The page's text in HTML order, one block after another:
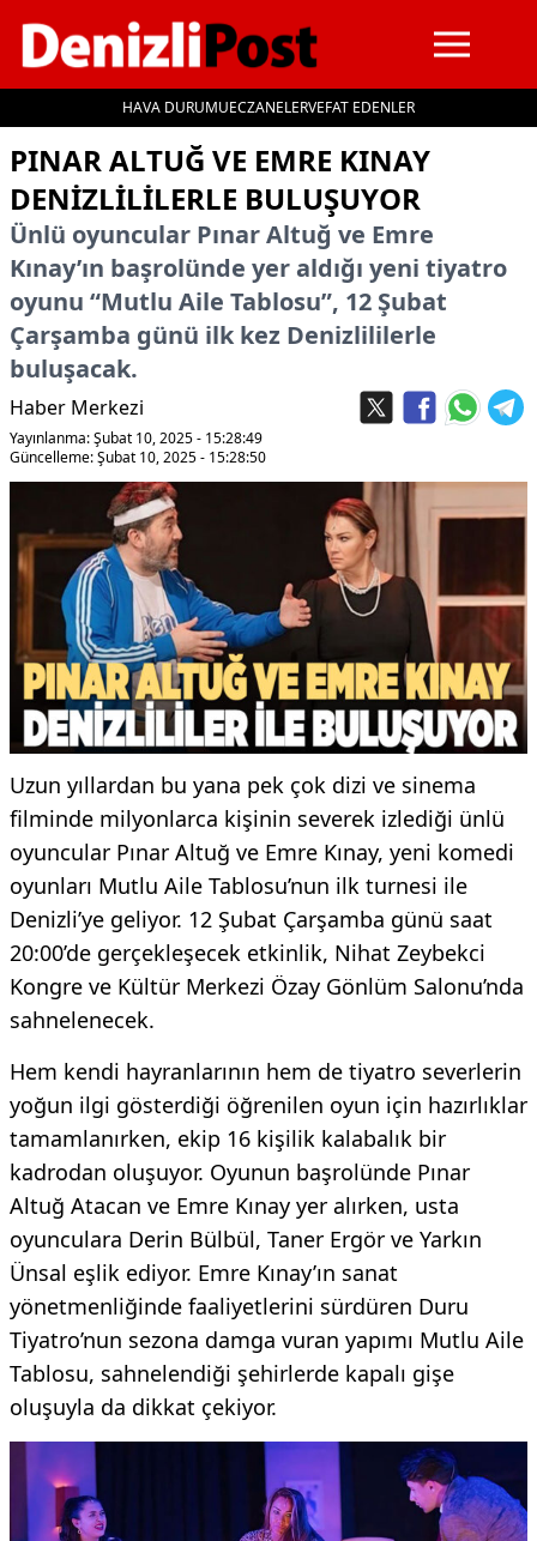
HAVA DURUMUECZANELERVEFAT EDENLER
PINAR ALTUĞ VE EMRE KINAY
DENIZLILILERLE BULUŞUYOR
Ünlü oyuncular Pınar Altuğ ve Emre
Kınay’ın başrolünde yer aldığı yeni tiyatro
oyunu “Mutlu Aile Tablosu”, 12 Şubat
Çarşamba günü ilk kez Denizlililerle
buluşacak.
Haber Merkezi
Yayınlanma: Şubat 10, 2025 - 15:28:49
Güncelleme: Şubat 10, 2025 - 15:28:50
Uzun yıllardan bu yana pek çok dizi ve sinema
filminde milyonlarca kişinin severek izlediği ünlü
oyuncular Pınar Altuğ ve Emre Kınay, yeni komedi
oyunları Mutlu Aile Tablosu’nun ilk turnesi ile
Denizli’ye geliyor. 12 Şubat Çarşamba günü saat
20:00’de gerçekleşecek etkinlik, Nihat Zeybekci
Kongre ve Kültür Merkezi Özay Gönlüm Salonu’nda
sahnelenecek.
Hem kendi hayranlarının hem de tiyatro severlerin
yoğun ilgi gösterdiği öğrenilen oyun için hazırlıklar
tamamlanırken, ekip 16 kişilik kalabalık bir
kadrodan oluşuyor. Oyunun başrolünde Pınar
Altuğ Atacan ve Emre Kınay yer alırken, usta
oyunculara Derin Bülbül, Taner Ergör ve Yarkın
Ünsal eşlik ediyor. Emre Kınay’ın sanat
yönetmenliğinde faaliyetlerini sürdüren Duru
Tiyatro’nun sezona damga vuran yapımı Mutlu Aile
Tablosu, sahnelendiği şehirlerde kapalı gişe
oluşuyla da dikkat çekiyor.